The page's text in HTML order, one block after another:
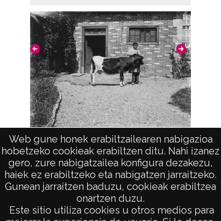
Web gune honek erabiltzailearen nabigazioa
hobetzeko cookieak erabiltzen ditu. Nahi izanez
gero, zure nabigatzailea konfigura dezakezu,
haiek ez erabiltzeko eta nabigatzen jarraitzeko.
Gunean jarraitzen baduzu, cookieak erabiltzea
onartzen duzu.
Este sitio utiliza cookies u otros medios para
Positivo copia: BAR-PC-0484 ; Copia digital:
BAR-CD-01-28589
ATHA-DAF-BAR-NV-007-016
Licencia de las imágenes
CC BY 4.0
Joven con una vaca
AVISO LEGAL